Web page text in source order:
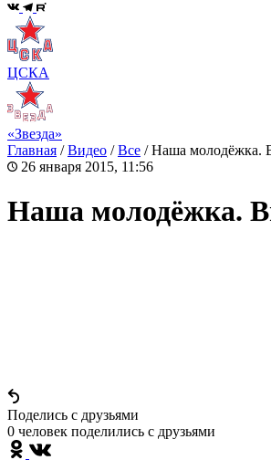
ЦСКА
«Звезда»
Главная /Видео /Все /Наша молодёжка.
26 января 2015, 11:56
Наша молодёжка.
Поделись c друзьями
0 человек поделились c друзьями